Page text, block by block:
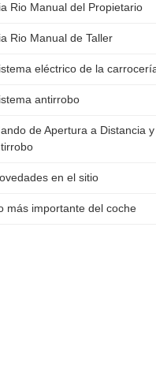
Rio Manual del Propietario
Rio Manual de Taller
eléctrico de la
antirrobo
de Apertura a Distancia
en el sitio
más importante del coche